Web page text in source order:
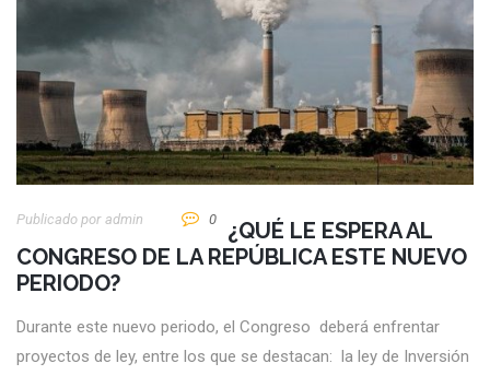
Publicado por Admin 0
¿QUÉ LE ESPERA AL
CONGRESO DE LA REPÚBLICA ESTE NUEVO
PERIODO?
Durante este nuevo periodo, el Congreso deberá enfrentar
proyectos de ley, entre los que se destacan: la ley de Inversión